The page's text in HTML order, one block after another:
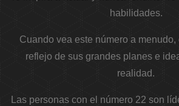
habilidades.
Cuando vea este número a
reflejo de sus grandes planes e
realidad.
Las personas con el número 22 son